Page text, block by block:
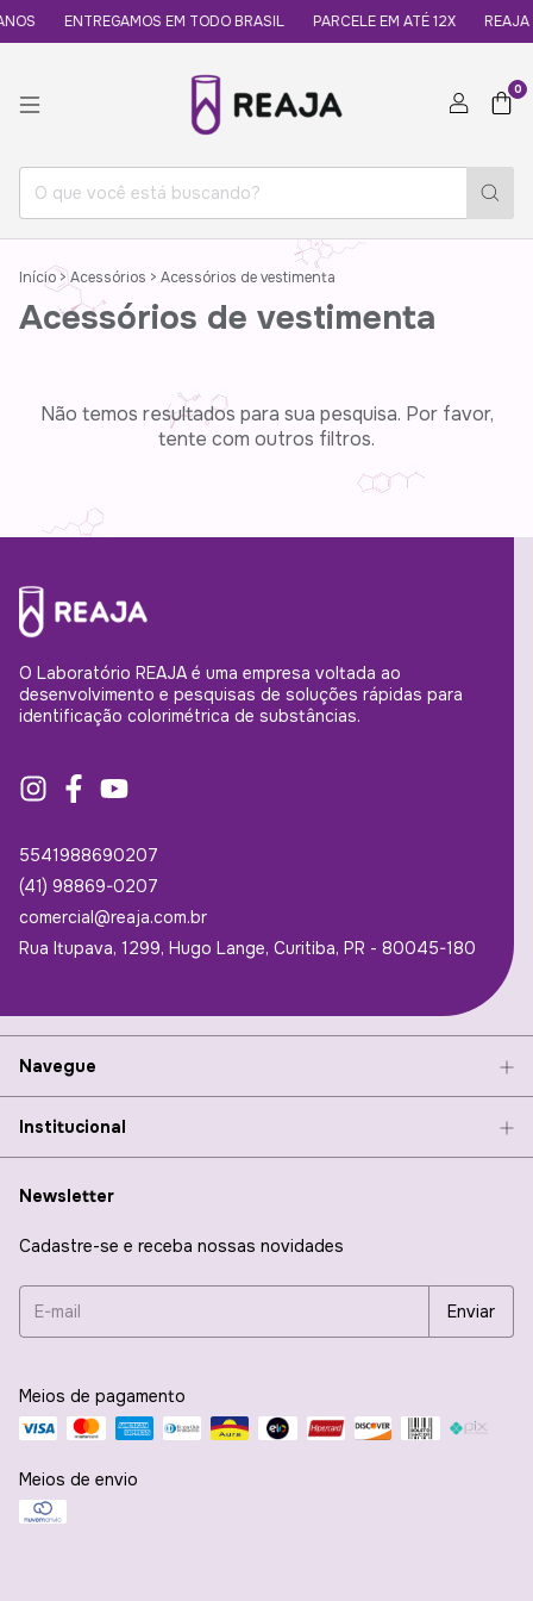
ENTREGAMOS EM TODO BRASIL PARCELE EM ATÉ 12X
0
Início> Acessórios > Acessórios de vestimenta
Acessórios de vestimenta
Não temos resultados para sua pesquisa. Por favor,
tente com outros filtros.
O Laboratório REAJA é uma empresa voltada ao
desenvolvimento e pesquisas de soluções rápidas para
identificação colorimétrica de substâncias.
5541988690207
(41) 98869-0207
comercial@reaja.com.br
Rua Itupava, 1299, Hugo Lange, Curitiba, PR - 80045-180
Navegue
Institucional
Newsletter
Cadastre-se e receba nossas novidades
Meios de pagamento
Meios de envio